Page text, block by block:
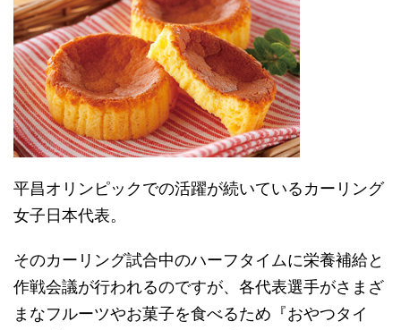
平昌オリンピックでの活躍が続いているカーリング
女子日本代表。
そのカーリング試合中のハーフタイムに栄養補給と
作戦会議が行われるのですが、各代表選手がさまざ
まなフルーツやお菓子を食べるため『おやつタイ